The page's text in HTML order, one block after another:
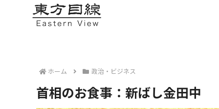
ホーム 政治・ビジネス
首相のお食事：新ばし金田中